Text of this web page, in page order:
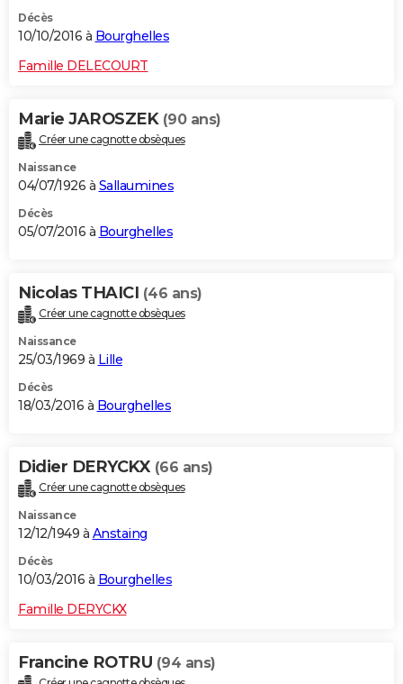
Décès
10/10/2016 à Bourghelles
Famille DELECOURT
Marie JAROSZEK (90 ans)
Créer une cagnotte obsèques
Naissance
04/07/1926 à Sallaumines
Décès
05/07/2016 à Bourghelles
Nicolas THAICI (46 ans)
Créer une cagnotte obsèques
Naissance
25/03/1969 à Lille
Décès
18/03/2016 à Bourghelles
Didier DERYCKX (66 ans)
Créer une cagnotte obsèques
Naissance
12/12/1949 à Anstaing
Décès
10/03/2016 à Bourghelles
Famille DERYCKX
Francine ROTRU (94 ans)